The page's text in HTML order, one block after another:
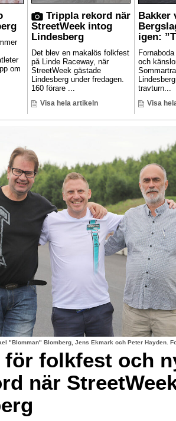
om
Trippla rekord när
StreetWeek intog
Lindesberg
Det blev en makalös folkfest
på Linde Raceway, när
StreetWeek gästade
Lindesberg under fredagen.
160 förare ...
Visa hela artikeln
Bakker
igen:
och
travturn...
Visa
"Blomman" Blomberg, Jens Ekmark och Peter Hayden.
för folkfest och
när